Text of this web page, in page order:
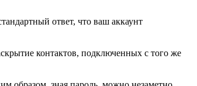
ответ, что ваш аккаунт
контактов, подключенных с того же